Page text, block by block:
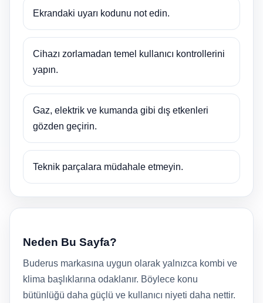
Ekrandaki uyarı kodunu not edin.
Cihazı zorlamadan temel kullanıcı kontrollerini
yapın.
Gaz, elektrik ve kumanda gibi dış etkenleri
gözden geçirin.
Teknik parçalara müdahale etmeyin.
Neden Bu Sayfa?
Buderus markasına uygun olarak yalnızca kombi ve
klima başlıklarına odaklanır. Böylece konu
bütünlüğü daha güçlü ve kullanıcı niyeti daha nettir.